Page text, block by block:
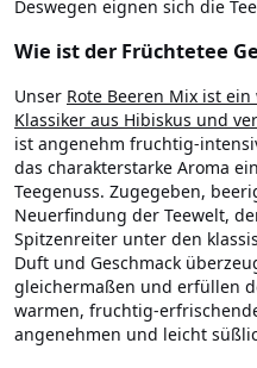
Deswegen eignen sich die
Wie ist der Früchtetee
Unser Rote Beeren Mix ist
Klassiker aus Hibiskus und
ist angenehm fruchtig-
das charakterstarke Aroma
Teegenuss. Zugegeben,
Neuerfindung der Teewelt,
Spitzenreiter unter den
Duft und Geschmack
gleichermaßen und erfüllen
warmen, fruchtig-
angenehmen und leicht